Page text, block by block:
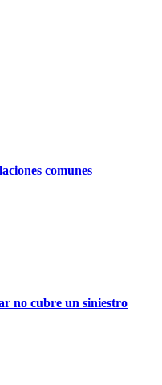
comunes
no cubre un siniestro